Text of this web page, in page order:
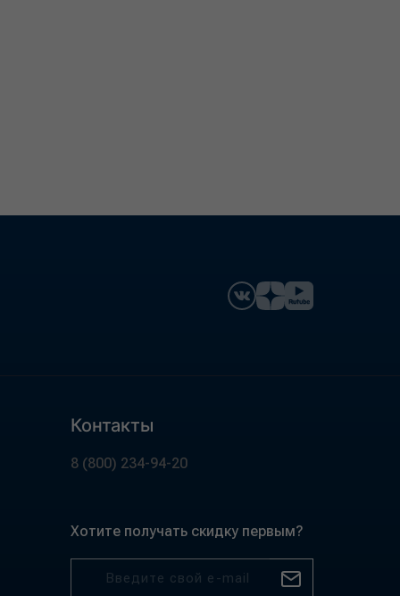
Контакты
8 (800) 234-94-20
Хотите получать скидку первым?